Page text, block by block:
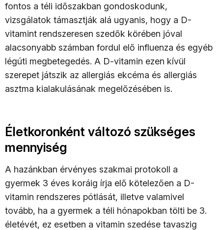
fontos a téli időszakban gondoskodunk,
vizsgálatok támasztják alá ugyanis, hogy a D-
vitamint rendszeresen szedők körében jóval
alacsonyabb számban fordul elő influenza és egyéb
légúti megbetegedés. A D-vitamin ezen kívül
szerepet játszik az allergiás ekcéma és allergiás
asztma kialakulásának megelőzésében is.
Életkoronként változó szükséges
mennyiség
A hazánkban érvényes szakmai protokoll a
gyermek 3 éves koráig írja elő kötelezően a D-
vitamin rendszeres pótlását, illetve valamivel
tovább, ha a gyermek a téli hónapokban tölti be 3.
életévét, ez esetben a vitamin szedése tavaszig